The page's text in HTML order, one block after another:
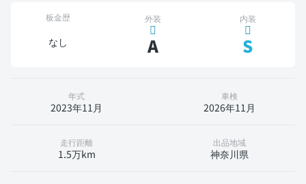
板金歴
なし
外装
A
内装
S
年式
2023年11月
車検
2026年11月
走行距離
1.5万km
出品地域
神奈川県